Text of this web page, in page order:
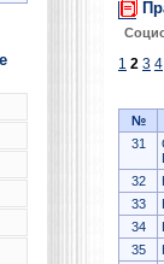
1 2 3 4
№
31
32
33
34
35